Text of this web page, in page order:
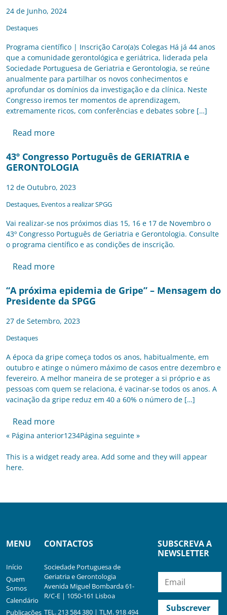
24 de Junho, 2024
Destaques
Programa científico | Inscrição Caro(a)s Colegas Há já 44 anos
que a comunidade gerontológica e geriátrica, liderada pela
Sociedade Portuguesa de Geriatria e Gerontologia, se reúne
anualmente para partilhar os novos conhecimentos e
aprofundar os domínios da investigação e da clínica. Neste
Congresso iremos ter momentos de aprendizagem,
extremamente ricos, com conferências e debates sobre […]
Read more
43º Congresso Português de GERIATRIA e
GERONTOLOGIA
12 de Outubro, 2023
Destaques, Eventos a realizar SPGG
Vai realizar-se nos próximos dias 15, 16 e 17 de Novembro o
43º Congresso Português de Geriatria e Gerontologia. Consulte
o programa científico e as condições de inscrição.
Read more
“A próxima epidemia de Gripe” – Mensagem do
Presidente da SPGG
27 de Setembro, 2023
Destaques
A época da gripe começa todos os anos, habitualmente, em
outubro e atinge o número máximo de casos entre dezembro e
fevereiro. A melhor maneira de se proteger a si próprio e as
pessoas com quem se relaciona, é vacinar-se todos os anos. A
vacinação da gripe reduz em 40 a 60% o número de […]
Read more
« Página anterior1234Página seguinte »
This is a widget ready area. Add some and they will appear
here.
MENU
Início
Quem
Somos
Calendário
Publicações
CONTACTOS
Sociedade Portuguesa de
Geriatria e Gerontologia
Avenida Miguel Bombarda 61-
R/C-E | 1050-161 Lisboa
TEL. 213 584 380 | TLM. 918 494
SUBSCREVA A
NEWSLETTER